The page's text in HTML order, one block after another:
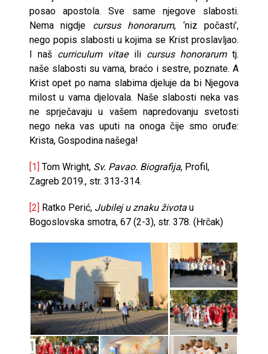
posao apostola. Sve same njegove slabosti.
Nema nigdje cursus honorarum, ‘niz počasti’,
nego popis slabosti u kojima se Krist proslavljao.
I naš curriculum vitaeili cursus honorarumtj.
naše slabosti su vama, braćo i sestre, poznate. A
Krist opet po nama slabima djeluje da bi Njegova
milost u vama djelovala. Naše slabosti neka vas
ne sprječavaju u vašem napredovanju svetosti
nego neka vas uputi na onoga čije smo oruđe:
Krista, Gospodina našega!
[1] Tom Wright, Sv. Pavao. Biografija, Profil,
Zagreb 2019., str. 313-314.
[2] Ratko Perić, Jubilej u znaku života u
Bogoslovska smotra, 67 (2-3), str. 378. (Hrčak)